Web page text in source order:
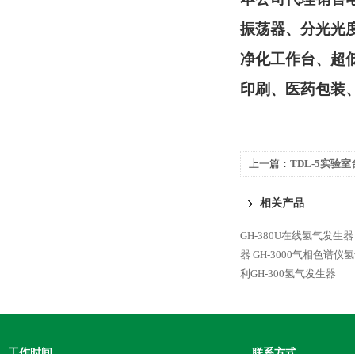
振荡器、分光光
净化工作台、超
印刷、医药包装
上一篇： TDL-5实验室
相关产品
GH-380U在线氢气发生器
器 GH-3000气相色谱仪
利GH-300氢气发生器